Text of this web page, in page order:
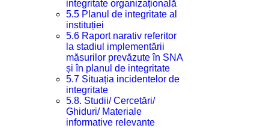
integritate organizațională
5.5 Planul de integritate al
instituției
5.6 Raport narativ referitor
la stadiul implementării
măsurilor prevăzute în SNA
și în planul de integritate
5.7 Situația incidentelor de
integritate
5.8. Studii/ Cercetări/
Ghiduri/ Materiale
informative relevante